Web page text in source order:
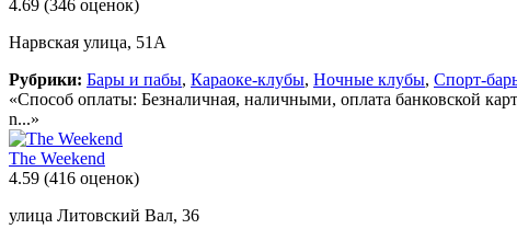
4.69 (346 оценок)
Нарвская улица, 51А
Рубрики: Бары и пабы, Караоке-клубы, Ночные клубы, Спорт-
«Способ оплаты: Безналичная, наличными, оплата банковской
n...»
The Weekend
4.59 (416 оценок)
улица Литовский Вал, 36